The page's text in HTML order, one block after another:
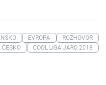
EVROPA
ROZHOVOR
ČESKO COOL LIGA JARO 2018